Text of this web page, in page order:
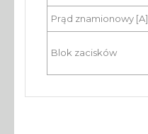
Prąd znamionowy [A]
Blok zacisków